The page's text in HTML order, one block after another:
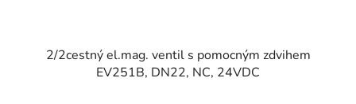
2/2cestný el.mag. ventil s pomocným zdvihem
EV251B, DN22, NC, 24VDC